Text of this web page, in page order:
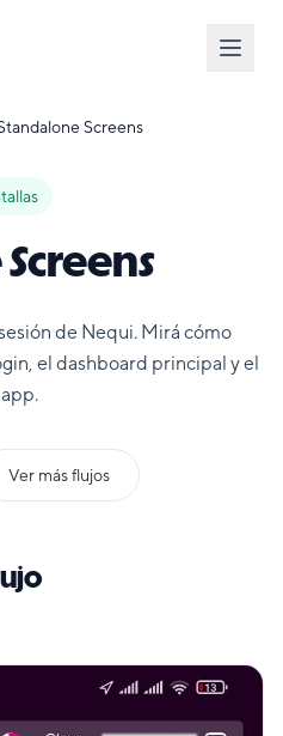
Screens
de Nequi. Mirá cómo
el dashboard principal y el
Ver más flujos